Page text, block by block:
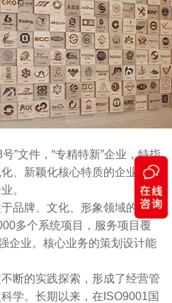
”文件，“专精特新”企业，特指
、新颖化核心特质的企业，是
。
品牌、文化、形象领域的策划
多个系统项目，服务项目覆
企业。核心业务的策划设计能
断的实践探索，形成了经营管
学。长期以来，在ISO9001国